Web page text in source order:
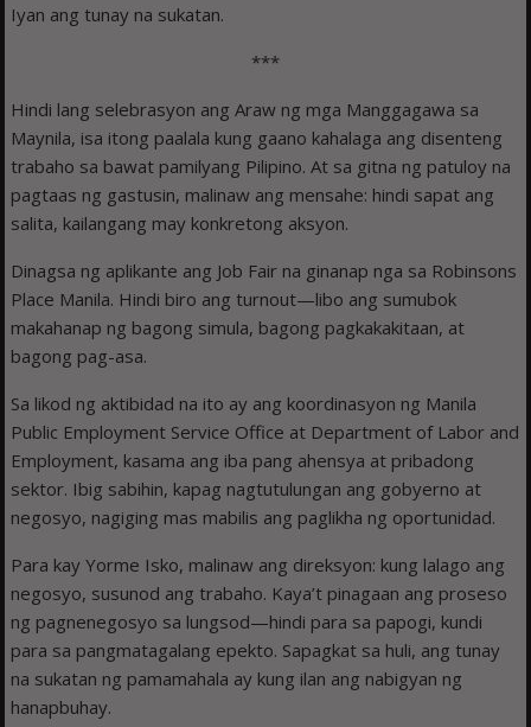
Iyan ang tunay na sukatan.
***
Hindi lang selebrasyon ang Araw ng mga Manggagawa sa
Maynila, isa itong paalala kung gaano kahalaga ang disenteng
trabaho sa bawat pamilyang Pilipino. At sa gitna ng patuloy na
pagtaas ng gastusin, malinaw ang mensahe: hindi sapat ang
salita, kailangang may konkretong aksyon.
Dinagsa ng aplikante ang Job Fair na ginanap nga sa Robinsons
Place Manila. Hindi biro ang turnout—libo ang sumubok
makahanap ng bagong simula, bagong pagkakakitaan, at
bagong pag-asa.
Sa likod ng aktibidad na ito ay ang koordinasyon ng Manila
Public Employment Service Office at Department of Labor and
Employment, kasama ang iba pang ahensya at pribadong
sektor. Ibig sabihin, kapag nagtutulungan ang gobyerno at
negosyo, nagiging mas mabilis ang paglikha ng oportunidad.
Para kay Yorme Isko, malinaw ang direksyon: kung lalago ang
negosyo, susunod ang trabaho. Kaya’t pinagaan ang proseso
ng pagnenegosyo sa lungsod—hindi para sa papogi, kundi
para sa pangmatagalang epekto. Sapagkat sa huli, ang tunay
na sukatan ng pamamahala ay kung ilan ang nabigyan ng
hanapbuhay.